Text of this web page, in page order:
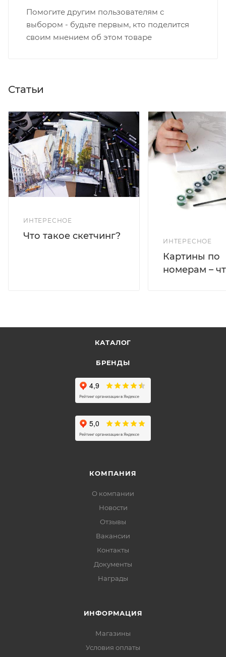
Помогите другим пользователям с
выбором - будьте первым, кто поделится
своим мнением об этом товаре
Статьи
ИНТЕРЕСНОЕ
Что такое скетчинг?
ИНТЕРЕСНОЕ
Картины по
номерам –
КАТАЛОГ
БРЕНДЫ
КОМПАНИЯ
О компании
Новости
Отзывы
Вакансии
Контакты
Документы
Награды
ИНФОРМАЦИЯ
Магазины
Условия оплаты